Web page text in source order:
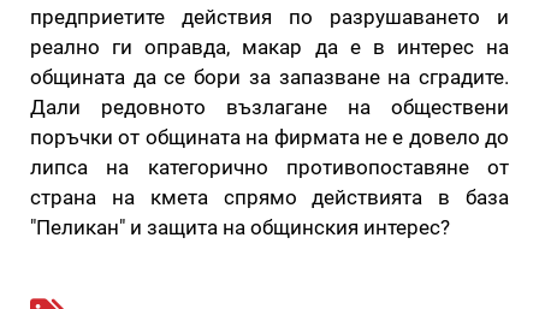
предприетите действия по разрушаването и
реално ги оправда, макар да е в интерес на
общината да се бори за запазване на сградите.
Дали редовното възлагане на обществени
поръчки от общината на фирмата не е довело до
липса на категорично противопоставяне от
страна на кмета спрямо действията в база
"Пеликан" и защита на общинския интерес?